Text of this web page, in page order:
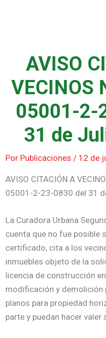
AVISO
VECINOS
05001-2-
31 de
Por Publicaciones / 12 de
AVISO CITACIÓN A
05001-2-23-0830 del 31
La Curadora Urbana
cuenta que no fue posible
certificado, cita a los
inmuebles objeto de la
licencia de construcción
modificación y demolición
planos para propiedad
parte y puedan hacer valer